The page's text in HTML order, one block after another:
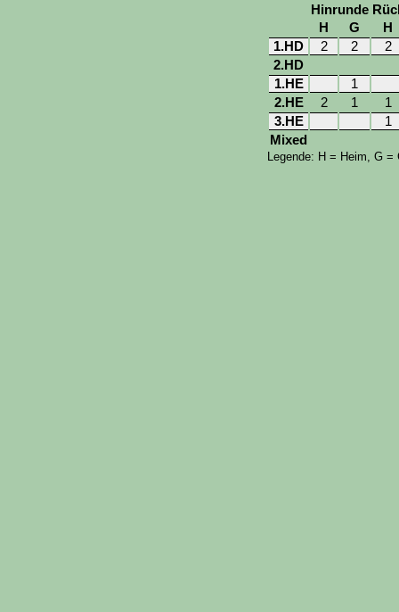
Hinrunde
H
G
H
1.HD
2 2
2
2.HD
1.HE
1
2.HE
2 1
1
3.HE
1
Mixed
Legende: H = Heim, G =